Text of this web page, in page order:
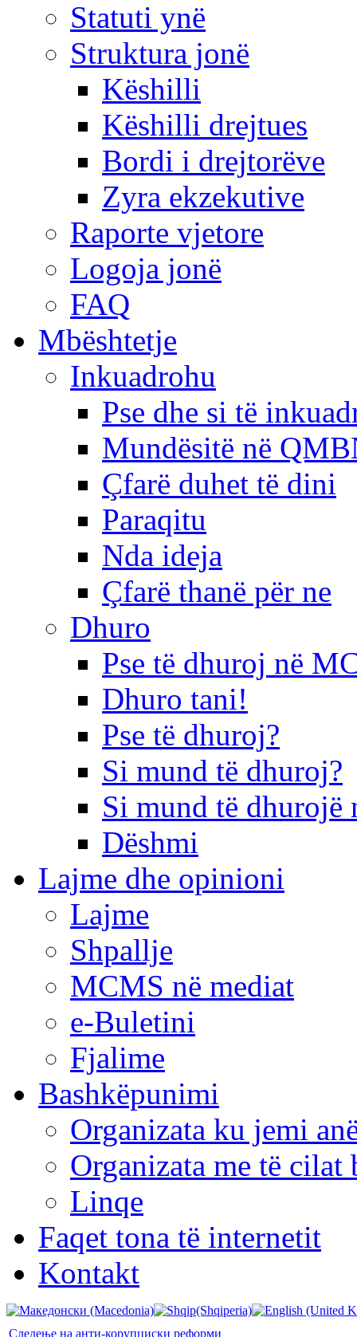
Statuti ynë
Struktura jonë
Këshilli
Këshilli drejtues
Bordi i drejtorëve
Zyra ekzekutive
Raporte vjetore
Logoja jonë
FAQ
Mbështetje
Inkuadrohu
Pse dhe si të
Mundësitë në
Çfarë duhet të dini
Paraqitu
Nda ideja
Çfarë thanë për ne
Dhuro
Pse të dhuroj në
Dhuro tani!
Pse të dhuroj?
Si mund të dhuroj?
Si mund të dhurojë
Dëshmi
Lajme dhe opinioni
Lajme
Shpallje
MCMS në mediat
e-Buletini
Fjalime
Bashkëpunimi
Organizata ku jemi
Organizata me të cilat
Linqe
Faqet tona të internetit
Kontakt
Следење на анти-корупциски реформи